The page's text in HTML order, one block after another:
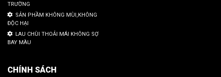
TRƯỜNG
SẢN PHẦM KHÔNG MÙI,KHÔNG
ĐỘC HẠI
LAU CHÙI THOẢI MÁI KHÔNG SỢ
BAY MÀU
CHÍNH SÁCH